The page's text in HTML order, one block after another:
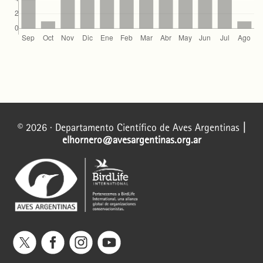
81.
10.56178/na.vi54.475
© 2026 · Departamento Científico de Aves Argentinas
elhornero@avesargentinas.org.ar